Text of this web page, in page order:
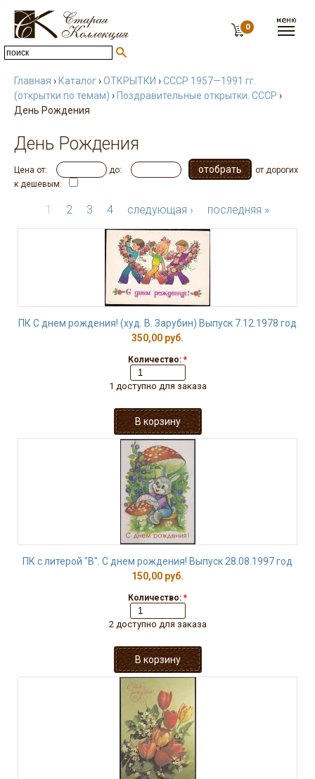
0
Главная › Каталог›ОТКРЫТКИ ›СССР 1957—1991 гг.
(открытки по темам) › Поздравительные открытки. СССР ›
День Рождения
День Рождения
Цена от: до:
от дорогих
к дешевым:
1 2 3 4 следующая › последняя »
ПК С днем рождения! (худ. В. Зарубин) Выпуск 7.12.1978 год
350,00 руб.
Количество: *
1 доступно для заказа
ПК с литерой "В". С днем рождения! Выпуск 28.08.1997 год
150,00 руб.
Количество: *
2 доступно для заказа